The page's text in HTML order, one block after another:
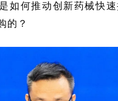
如何推动创新药械快
的？